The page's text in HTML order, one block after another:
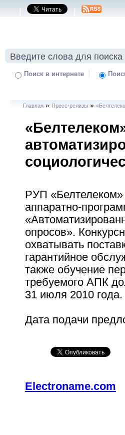
| |
Поиск в интернете |
Главная » Пресс-релизы »
РУП «Белтелеком»
аппаратно-
опросов».
охватывать
гарантийное
также обучение
требуемого АПК
31 июля 2010 года.
Дата подачи
Electroname.com